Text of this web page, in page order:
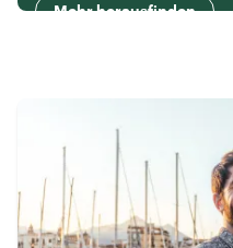
Mehr herausfinden